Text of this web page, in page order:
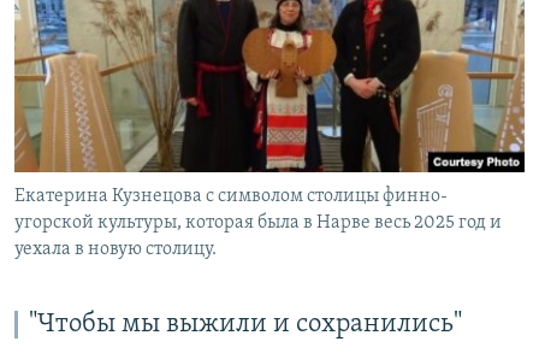
Екатерина Кузнецова с символом столицы финно-
угорской культуры, которая была в Нарве весь 2025 год и
уехала в новую столицу.
"Чтобы мы выжили и сохранились"